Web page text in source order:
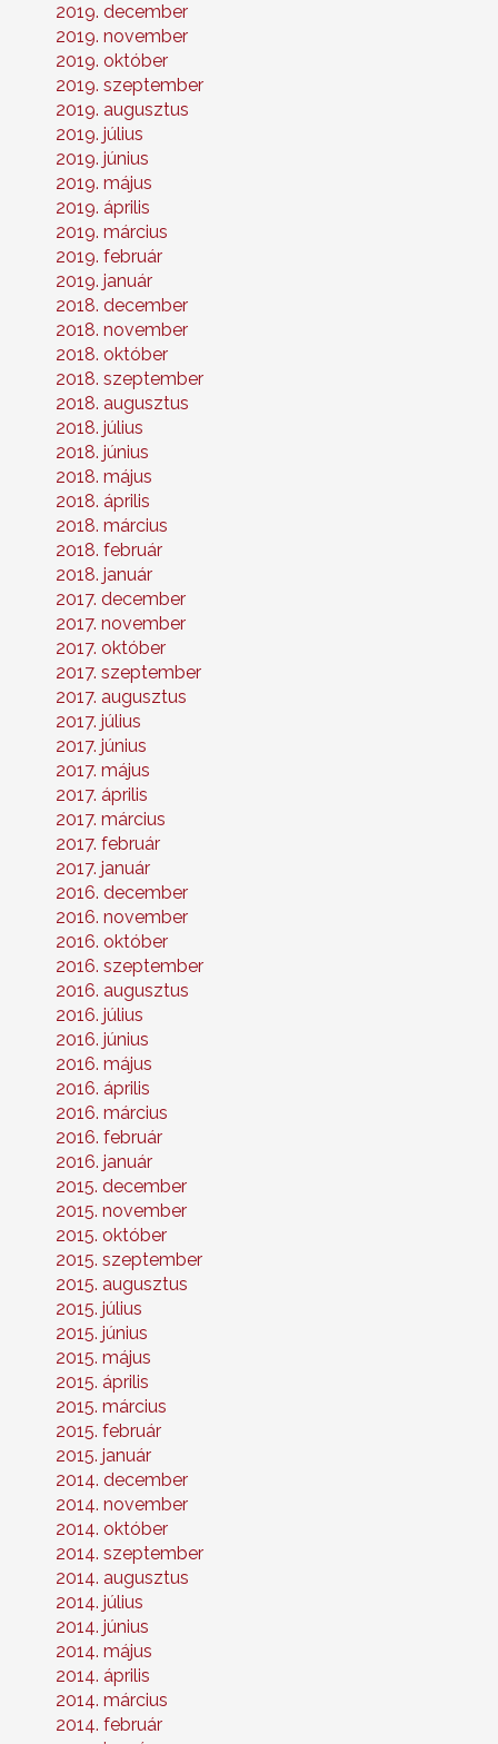
2019. december
2019. november
2019. október
2019. szeptember
2019. augusztus
2019. július
2019. június
2019. május
2019. április
2019. március
2019. február
2019. január
2018. december
2018. november
2018. október
2018. szeptember
2018. augusztus
2018. július
2018. június
2018. május
2018. április
2018. március
2018. február
2018. január
2017. december
2017. november
2017. október
2017. szeptember
2017. augusztus
2017. július
2017. június
2017. május
2017. április
2017. március
2017. február
2017. január
2016. december
2016. november
2016. október
2016. szeptember
2016. augusztus
2016. július
2016. június
2016. május
2016. április
2016. március
2016. február
2016. január
2015. december
2015. november
2015. október
2015. szeptember
2015. augusztus
2015. július
2015. június
2015. május
2015. április
2015. március
2015. február
2015. január
2014. december
2014. november
2014. október
2014. szeptember
2014. augusztus
2014. július
2014. június
2014. május
2014. április
2014. március
2014. február